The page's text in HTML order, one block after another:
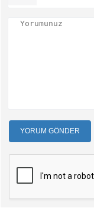
YORUM GÖNDER